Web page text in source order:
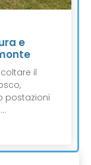
e
il
postazioni